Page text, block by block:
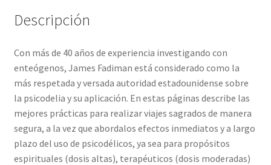
Descripción
Con más de 40 años de experiencia investigando con
enteógenos, James Fadiman está considerado como la
más respetada y versada autoridad estadounidense sobre
la psicodelia y su aplicación. En estas páginas describe las
mejores prácticas para realizar viajes sagrados de manera
segura, a la vez que abordalos efectos inmediatos y a largo
plazo del uso de psicodélicos, ya sea para propósitos
espirituales (dosis altas), terapéuticos (dosis moderadas)